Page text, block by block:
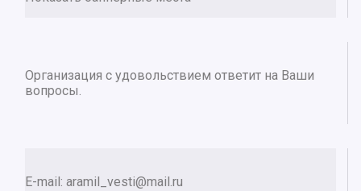
Организация с удовольствием ответит на Ваши
вопросы.
E-mail: aramil_vesti@mail.ru